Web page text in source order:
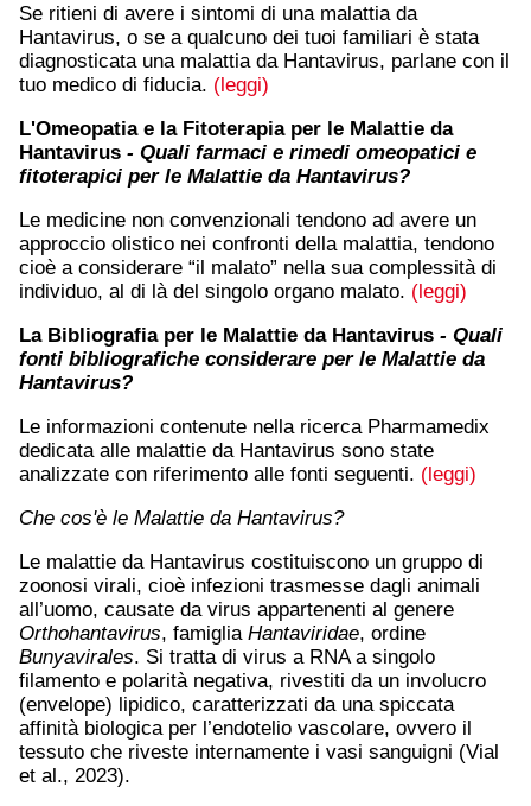
Se ritieni di avere i sintomi di una malattia da
Hantavirus, o se a qualcuno dei tuoi familiari è stata
diagnosticata una malattia da Hantavirus, parlane con il
tuo medico di fiducia. (leggi)
L'Omeopatia e la Fitoterapia per le Malattie da
Hantavirus - Quali farmaci e rimedi omeopatici e
fitoterapici per le Malattie da Hantavirus?
Le medicine non convenzionali tendono ad avere un
approccio olistico nei confronti della malattia, tendono
cioè a considerare “il malato” nella sua complessità di
individuo, al di là del singolo organo malato. (leggi)
La Bibliografia per le Malattie da Hantavirus - Quali
fonti bibliografiche considerare per le Malattie da
Hantavirus?
Le informazioni contenute nella ricerca Pharmamedix
dedicata alle malattie da Hantavirus sono state
analizzate con riferimento alle fonti seguenti. (leggi)
Che cos'è le Malattie da Hantavirus?
Le malattie da Hantavirus costituiscono un gruppo di
zoonosi virali, cioè infezioni trasmesse dagli animali
all’uomo, causate da virus appartenenti al genere
Orthohantavirus, famiglia Hantaviridae, ordine
Bunyavirales. Si tratta di virus a RNA a singolo
filamento e polarità negativa, rivestiti da un involucro
(envelope) lipidico, caratterizzati da una spiccata
affinità biologica per l’endotelio vascolare, ovvero il
tessuto che riveste internamente i vasi sanguigni (Vial
et al., 2023).